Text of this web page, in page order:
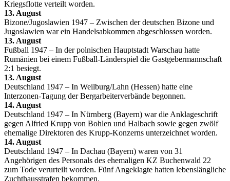
Kriegsflotte verteilt worden.
13. August
Bizone/Jugoslawien 1947 – Zwischen der deutschen Bizone und
Jugoslawien war ein Handelsabkommen abgeschlossen worden.
13. August
Fußball 1947 – In der polnischen Hauptstadt Warschau hatte
Rumänien bei einem Fußball-Länderspiel die Gastgebermannschaft
2:1 besiegt.
13. August
Deutschland 1947 – In Weilburg/Lahn (Hessen) hatte eine
Interzonen-Tagung der Bergarbeiterverbände begonnen.
14. August
Deutschland 1947 – In Nürnberg (Bayern) war die Anklageschrift
gegen Alfried Krupp von Bohlen und Halbach sowie gegen zwölf
ehemalige Direktoren des Krupp-Konzerns unterzeichnet worden.
14. August
Deutschland 1947 – In Dachau (Bayern) waren von 31
Angehörigen des Personals des ehemaligen KZ Buchenwald 22
zum Tode verurteilt worden. Fünf Angeklagte hatten lebenslängliche
Zuchthausstrafen bekommen.